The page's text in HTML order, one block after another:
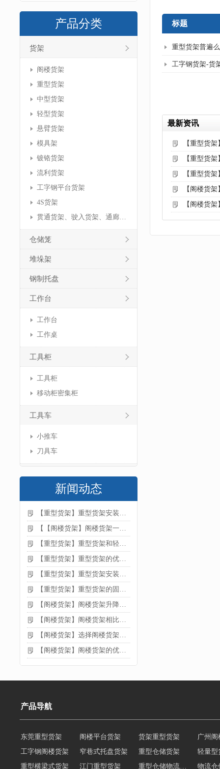
产品分类
货架
阁楼货架
重型货架
中型货架
轻型货架
悬臂货架
模具架
镀铬货架
流利货架
工字钢平台货架
4S货架
贯通货架、驶入货架、通廊货架
仓储笼
堆垛架
钢制托盘
工作台
工作台
工作桌
工具柜
工具柜
移动柜密集柜
工具车
小推车
刀具车
新闻动态
【重型货架】重型货架安装注意事项
【【阁楼货架】阁楼货架一般有哪些用途
【重型货架】重型货架和轻型货架的区别是什么
【重型货架】重型货架的优缺点
【重型货架】重型货架安装需要注意什么？
【重型货架】重型货架的固定方法
【阁楼货架】阁楼货架升降机需要注意哪些
【阁楼货架】阁楼货架相比传统货架的优势是什么
【阁楼货架】选择阁楼货架的好处？
【阁楼货架】阁楼货架的优点是什么
标题
重型货架普遍
工字钢货架-货
最新资讯
【重型货
【重型货
【重型货
【阁楼货
【阁楼货
产品导航
东莞重型货架 阁楼平台货架 货架重型货架
广州
工字钢阁楼货架
窄巷式托盘货架 重型仓储货架
轻量
重型横梁式货架
江门重型货架 物流